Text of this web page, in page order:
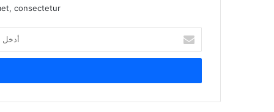
consectetur.
بريدك
الإلكتروني